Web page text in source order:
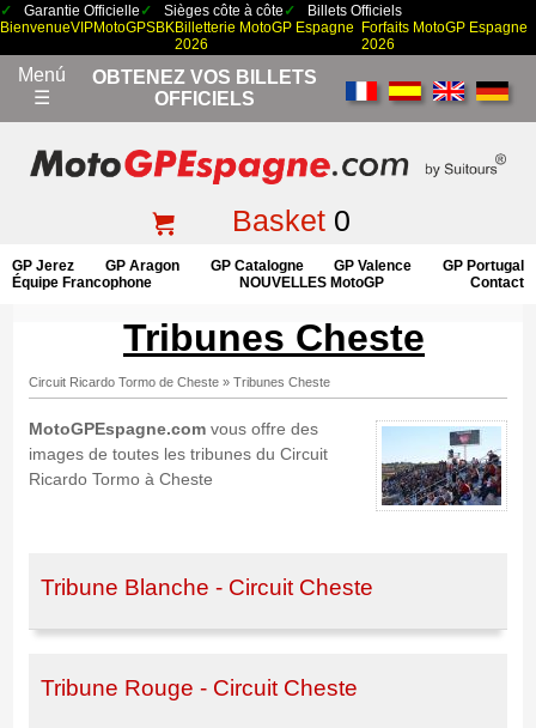
Garantie Officielle Sièges côte à côte
Billets Officiels
BienvenueVIPMotoGPSBKBilletterie MotoGP Espagne
2026
Forfaits MotoGP Espagne
2026
Menú
☰
OBTENEZ VOS BILLETS
OFFICIELS
Basket0
GP Jerez GP Aragon GP Catalogne GP Valence
GP Portugal
Équipe Francophone
NOUVELLES MotoGP Contact
Tribunes Cheste
Circuit Ricardo Tormo de Cheste» Tribunes Cheste
MotoGPEspagne.comvous offre des
images de toutes les tribunes du Circuit
Ricardo Tormo à Cheste
Tribune Blanche - Circuit Cheste
Tribune Rouge - Circuit Cheste